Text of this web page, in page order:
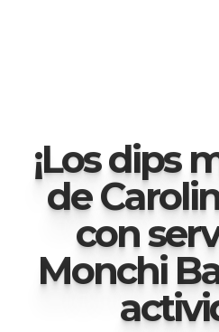
¡Los dips
de
con
Monchi